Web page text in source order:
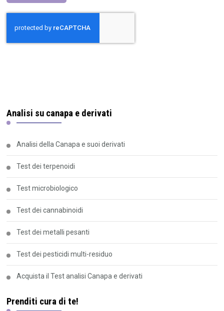
Analisi su canapa e derivati
Analisi della Canapa e suoi derivati
Test dei terpenoidi
Test microbiologico
Test dei cannabinoidi
Test dei metalli pesanti
Test dei pesticidi multi-residuo
Acquista il Test analisi Canapa e derivati
Prenditi cura di te!